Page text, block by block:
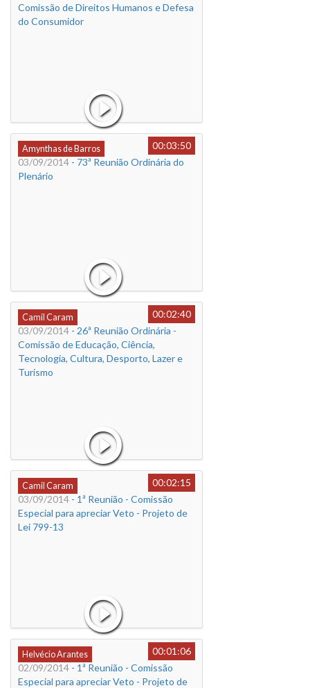
Comissão de Direitos Humanos e Defesa
do Consumidor
Amynthas de Barros
00:03:50
03/09/2014 - 73ª Reunião Ordinária do
Plenário
Camil Caram
00:02:40
03/09/2014 - 26ª Reunião Ordinária -
Comissão de Educação, Ciência,
Tecnologia, Cultura, Desporto, Lazer e
Turismo
Camil Caram
00:02:15
03/09/2014 - 1ª Reunião - Comissão
Especial para apreciar Veto - Projeto de
Lei 799-13
Helvécio Arantes
00:01:06
02/09/2014 - 1ª Reunião - Comissão
Especial para apreciar Veto - Projeto de